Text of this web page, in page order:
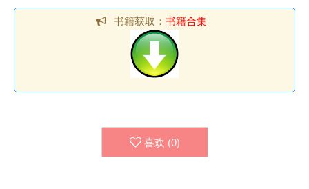
书籍获取： 书籍合集
喜欢 (0)